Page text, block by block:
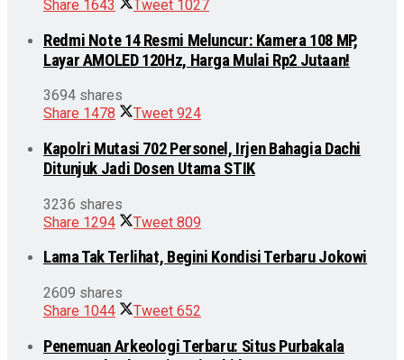
Share 1643 Tweet 1027
Redmi Note 14 Resmi Meluncur: Kamera 108 MP,
Layar AMOLED 120Hz, Harga Mulai Rp2 Jutaan!
3694 shares
Share 1478 Tweet 924
Kapolri Mutasi 702 Personel, Irjen Bahagia Dachi
Ditunjuk Jadi Dosen Utama STIK
3236 shares
Share 1294 Tweet 809
Lama Tak Terlihat, Begini Kondisi Terbaru Jokowi
2609 shares
Share 1044 Tweet 652
Penemuan Arkeologi Terbaru: Situs Purbakala